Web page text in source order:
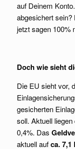
auf Deinem
abgesichert
jetzt sagen 100%
Doch wie sieht
Die EU sieht vor,
gesicherten
soll. Aktuell
0,4%. Das
aktuell aufca. 7,1